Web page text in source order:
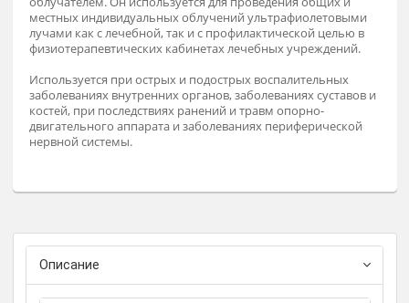
ВРЕМЕННО НЕ ПОСТАВЛЯЕТСЯ
Облучатель ОРК-21М является ртутно-кварцевым
облучателем. Он используется для проведения общих и
местных индивидуальных облучений ультрафиолетовыми
лучами как с лечебной, так и с профилактической целью в
Используется при острых и подострых воспалительных
костей, при последствиях ранений и травм опорно-
двигательного аппарата и заболеваниях периферической
нервной системы.